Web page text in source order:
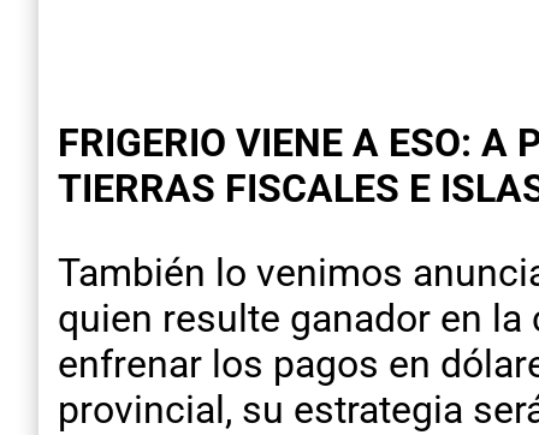
FRIGERIO VIENE A ESO: A
TIERRAS FISCALES E
También lo venimos
quien resulte ganador en
enfrenar los pagos en
provincial, su estrategia